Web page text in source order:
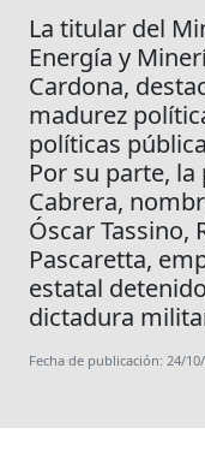
La titular del
Energía y
Cardona,
madurez
políticas
Por su parte, la
Cabrera,
Óscar Tassino,
Pascaretta,
estatal
dictadura
Fecha de publicación: 24/